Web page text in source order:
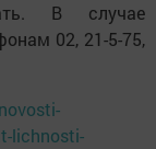
В случае
02, 21-5-75,
lichnosti-